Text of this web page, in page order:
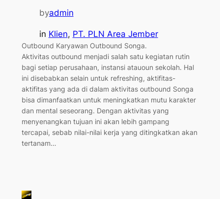
byadmin
in Klien, PT. PLN Area Jember
Outbound Karyawan Outbound Songa.
Aktivitas outbound menjadi salah satu kegiatan rutin
bagi setiap perusahaan, instansi atauoun sekolah. Hal
ini disebabkan selain untuk refreshing, aktifitas-
aktifitas yang ada di dalam aktivitas outbound Songa
bisa dimanfaatkan untuk meningkatkan mutu karakter
dan mental seseorang. Dengan aktivitas yang
menyenangkan tujuan ini akan lebih gampang
tercapai, sebab nilai-nilai kerja yang ditingkatkan akan
tertanam…